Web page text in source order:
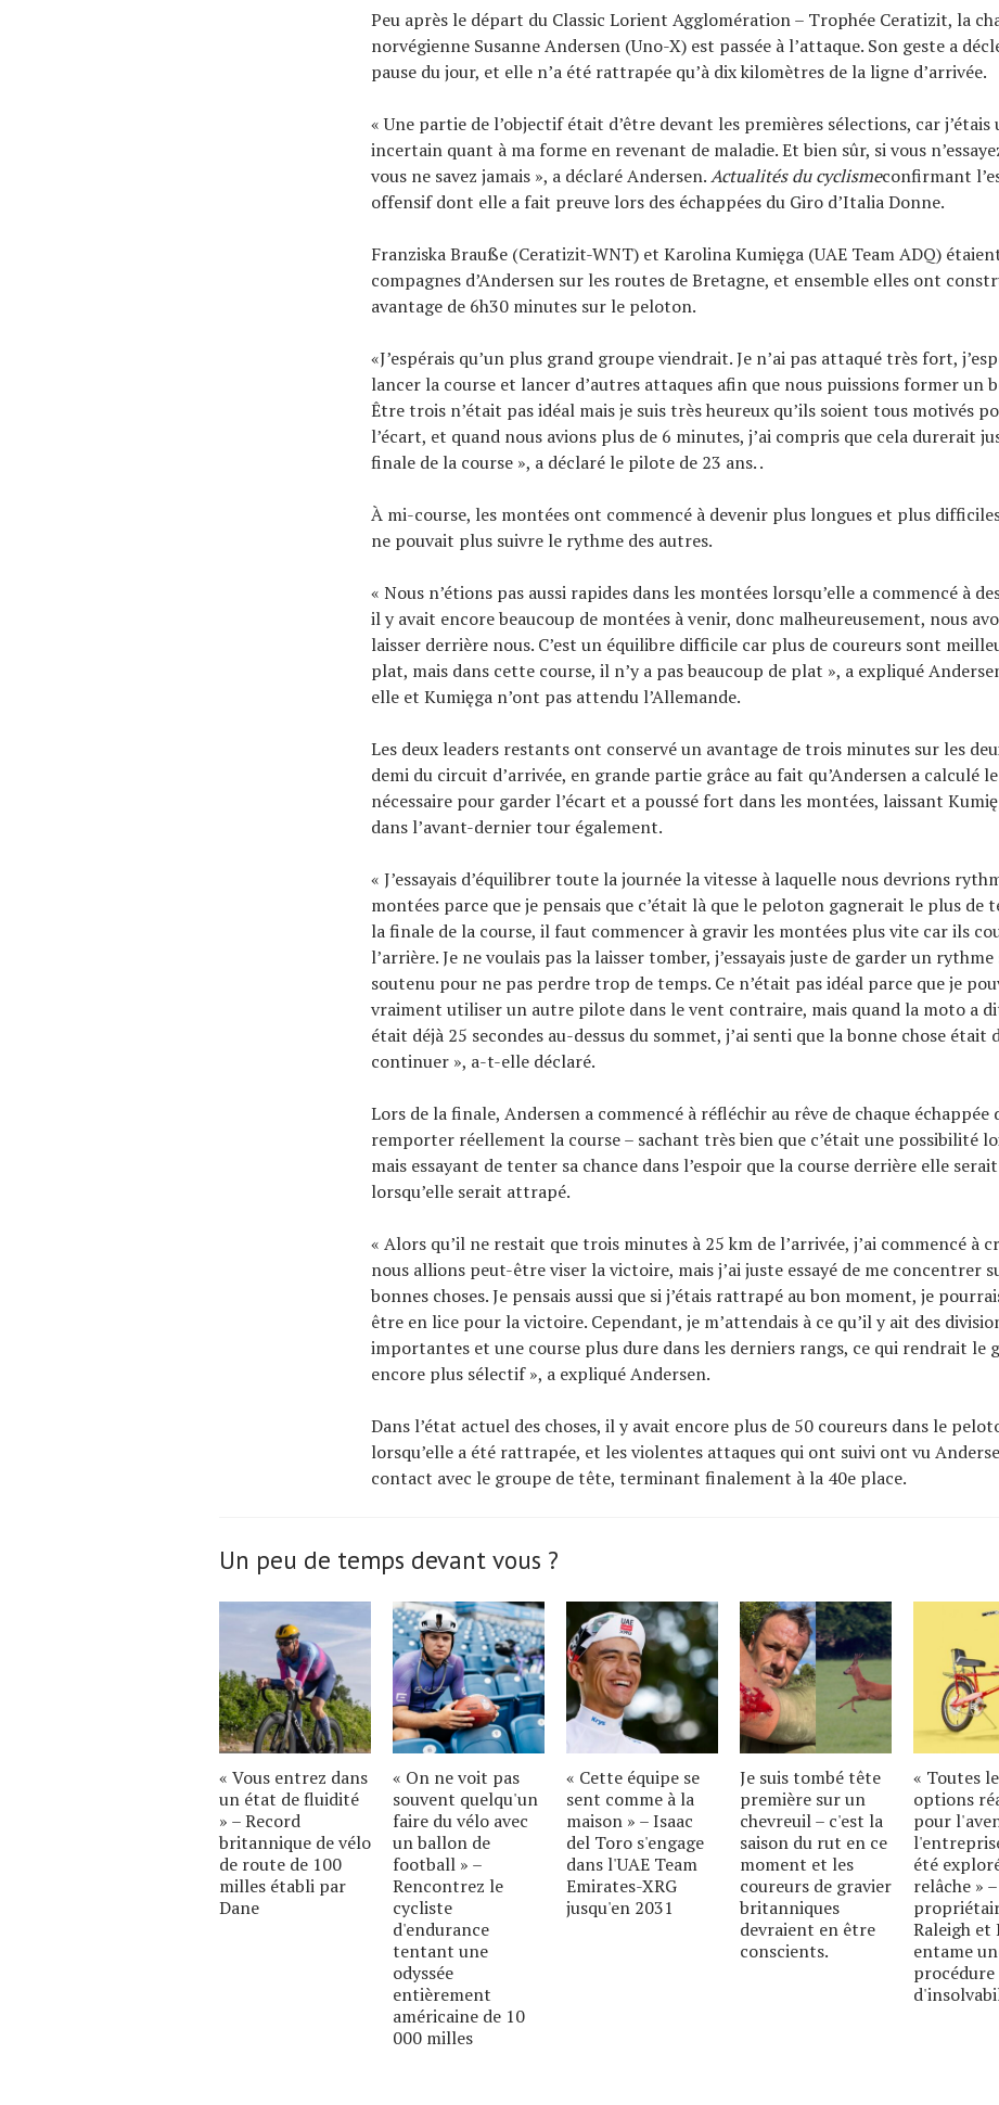
Peu après le départ du Classic Lorient Agglomération – Trophée Ceratizit, la
norvégienne Susanne Andersen (Uno-X) est passée à l’attaque. Son geste a
pause du jour, et elle n’a été rattrapée qu’à dix kilomètres de la ligne d’arrivée.
« Une partie de l’objectif était d’être devant les premières sélections, car j’étais
incertain quant à ma forme en revenant de maladie. Et bien sûr, si vous
vous ne savez jamais », a déclaré Andersen.Actualités du cyclismeconfirmant
offensif dont elle a fait preuve lors des échappées du Giro d’Italia Donne.
Franziska Brauße (Ceratizit-WNT) et Karolina Kumięga (UAE Team ADQ)
compagnes d’Andersen sur les routes de Bretagne, et ensemble elles ont
avantage de 6h30 minutes sur le peloton.
«J’espérais qu’un plus grand groupe viendrait. Je n’ai pas attaqué très fort,
lancer la course et lancer d’autres attaques afin que nous puissions former un
Être trois n’était pas idéal mais je suis très heureux qu’ils soient tous motivés
l’écart, et quand nous avions plus de 6 minutes, j’ai compris que cela durerait
finale de la course », a déclaré le pilote de 23 ans. .
À mi-course, les montées ont commencé à devenir plus longues et plus
ne pouvait plus suivre le rythme des autres.
« Nous n’étions pas aussi rapides dans les montées lorsqu’elle a commencé à
il y avait encore beaucoup de montées à venir, donc malheureusement, nous
laisser derrière nous. C’est un équilibre difficile car plus de coureurs sont
plat, mais dans cette course, il n’y a pas beaucoup de plat », a expliqué
elle et Kumięga n’ont pas attendu l’Allemande.
Les deux leaders restants ont conservé un avantage de trois minutes sur les
demi du circuit d’arrivée, en grande partie grâce au fait qu’Andersen a calculé
nécessaire pour garder l’écart et a poussé fort dans les montées, laissant
dans l’avant-dernier tour également.
« J’essayais d’équilibrer toute la journée la vitesse à laquelle nous devrions
montées parce que je pensais que c’était là que le peloton gagnerait le plus de
la finale de la course, il faut commencer à gravir les montées plus vite car ils
l’arrière. Je ne voulais pas la laisser tomber, j’essayais juste de garder un
soutenu pour ne pas perdre trop de temps. Ce n’était pas idéal parce que je
vraiment utiliser un autre pilote dans le vent contraire, mais quand la moto a
était déjà 25 secondes au-dessus du sommet, j’ai senti que la bonne chose était
continuer », a-t-elle déclaré.
Lors de la finale, Andersen a commencé à réfléchir au rêve de chaque échappée
remporter réellement la course – sachant très bien que c’était une possibilité
mais essayant de tenter sa chance dans l’espoir que la course derrière elle
lorsqu’elle serait attrapé.
« Alors qu’il ne restait que trois minutes à 25 km de l’arrivée, j’ai commencé à
nous allions peut-être viser la victoire, mais j’ai juste essayé de me concentrer
bonnes choses. Je pensais aussi que si j’étais rattrapé au bon moment, je
être en lice pour la victoire. Cependant, je m’attendais à ce qu’il y ait des
importantes et une course plus dure dans les derniers rangs, ce qui rendrait le
encore plus sélectif », a expliqué Andersen.
Dans l’état actuel des choses, il y avait encore plus de 50 coureurs dans le
lorsqu’elle a été rattrapée, et les violentes attaques qui ont suivi ont vu
contact avec le groupe de tête, terminant finalement à la 40e place.
Un peu de temps devant vous ?
« Vous entrez dans
un état de fluidité
» – Record
britannique de vélo
de route de 100
milles établi par
Dane
« On ne voit pas
souvent quelqu'un
faire du vélo avec
un ballon de
football » –
Rencontrez le
cycliste
d'endurance
tentant une
odyssée
entièrement
américaine de 10
000 milles
« Cette équipe se
sent comme à la
maison » – Isaac
del Toro s'engage
dans l'UAE Team
Emirates-XRG
jusqu'en 2031
Je suis tombé tête
première sur un
chevreuil – c'est la
saison du rut en ce
moment et les
coureurs de gravier
britanniques
devraient en être
conscients.
« Toutes
options
pour
été
relâche »
Raleigh et
entame
procédure